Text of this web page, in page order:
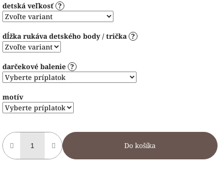
detská veľkosť ?
dĺžka rukáva detského body / trička ?
darčekové balenie ?
motív
Do košíka